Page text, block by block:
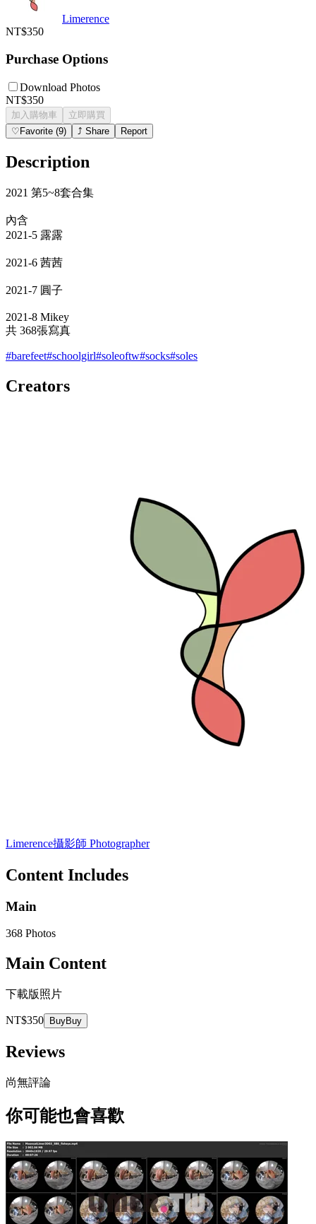
Limerence
NT$350
Purchase Options
Download Photos
NT$350
加入購物車
立即購買
♡ Favorite (9) ⤴ Share Report
Description
2021 第5~8套合集
內含
2021-5 露露
2021-6 茜茜
2021-7 圓子
2021-8 Mikey
共 368張寫真
#barefeet#schoolgirl#soleoftw#socks#soles
Creators
Limerence攝影師 Photographer
Content Includes
Main
368 Photos
Main Content
下載版照片
NT$350 BuyBuy
Reviews
尚無評論
你可能也會喜歡